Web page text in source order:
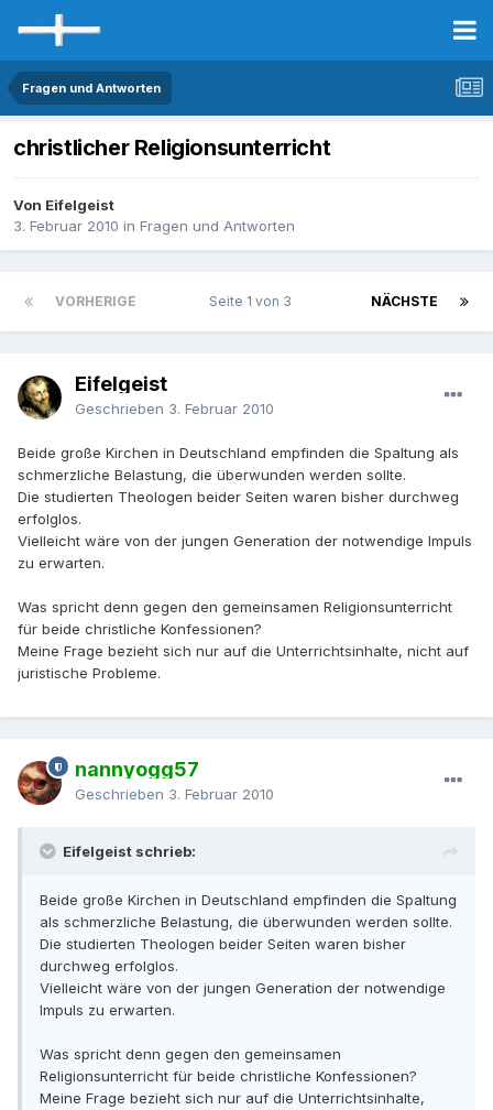
Fragen und Antworten
christlicher Religionsunterricht
Von Eifelgeist
3. Februar 2010 in Fragen und Antworten
VORHERIGE NÄCHSTE
Seite 1 von 3
Eifelgeist
Geschrieben 3. Februar 2010
Beide große Kirchen in Deutschland empfinden die Spaltung als
schmerzliche Belastung, die überwunden werden sollte.
Die studierten Theologen beider Seiten waren bisher durchweg
erfolglos.
Vielleicht wäre von der jungen Generation der notwendige Impuls
zu erwarten.
Was spricht denn gegen den gemeinsamen Religionsunterricht
für beide christliche Konfessionen?
Meine Frage bezieht sich nur auf die Unterrichtsinhalte, nicht auf
juristische Probleme.
nannyogg57
Geschrieben 3. Februar 2010
Eifelgeist schrieb:
Beide große Kirchen in Deutschland empfinden die Spaltung
als schmerzliche Belastung, die überwunden werden sollte.
Die studierten Theologen beider Seiten waren bisher
durchweg erfolglos.
Vielleicht wäre von der jungen Generation der notwendige
Impuls zu erwarten.
Was spricht denn gegen den gemeinsamen
Religionsunterricht für beide christliche Konfessionen?
Meine Frage bezieht sich nur auf die Unterrichtsinhalte,